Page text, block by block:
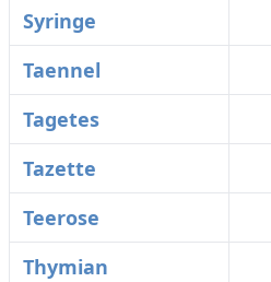
Syringe
Taennel
Tagetes
Tazette
Teerose
Thymian